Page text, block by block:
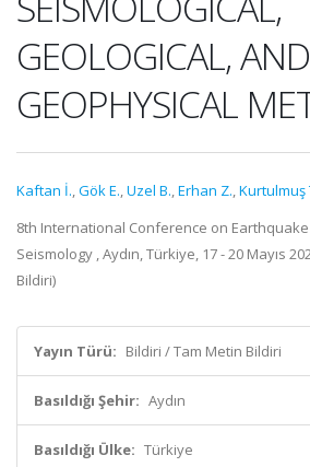
GEOLOGICAL, AND
GEOPHYSICAL
Kaftan İ.,Gök E.,Uzel B.,Erhan Z.,Kurtulmuş
8th International Conference on
Seismology , Aydın, Türkiye, 17 - 20 Mayıs
Bildiri)
Yayın Türü: Bildiri / Tam Metin Bildiri
Basıldığı Şehir: Aydın
Basıldığı Ülke: Türkiye